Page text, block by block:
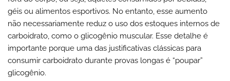
géis ou alimentos esportivos. No entanto, esse aumento
não necessariamente reduz o uso dos estoques internos de
carboidrato, como o glicogênio muscular. Esse detalhe é
importante porque uma das justificativas clássicas para
consumir carboidrato durante provas longas é “poupar”
glicogênio.